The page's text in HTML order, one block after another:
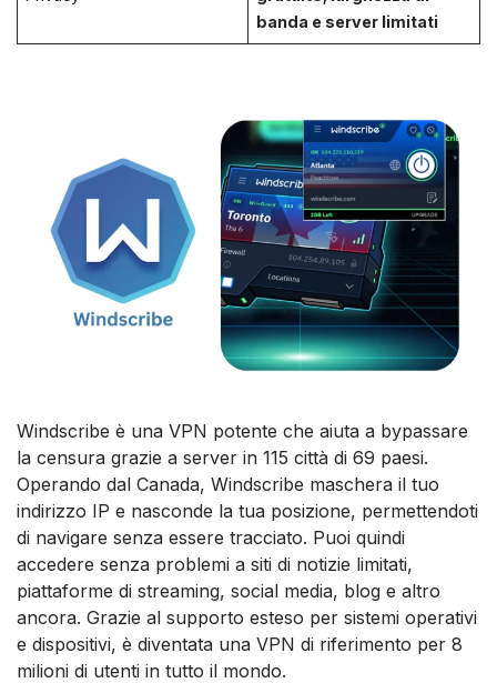
banda e server limitati
Windscribe è una VPN potente che aiuta a bypassare
la censura grazie a server in 115 città di 69 paesi.
Operando dal Canada, Windscribe maschera il tuo
indirizzo IP e nasconde la tua posizione, permettendoti
di navigare senza essere tracciato. Puoi quindi
accedere senza problemi a siti di notizie limitati,
piattaforme di streaming, social media, blog e altro
ancora. Grazie al supporto esteso per sistemi operativi
e dispositivi, è diventata una VPN di riferimento per 8
milioni di utenti in tutto il mondo.